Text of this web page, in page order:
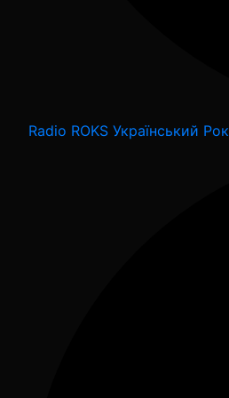
Radio ROKS Український Рок